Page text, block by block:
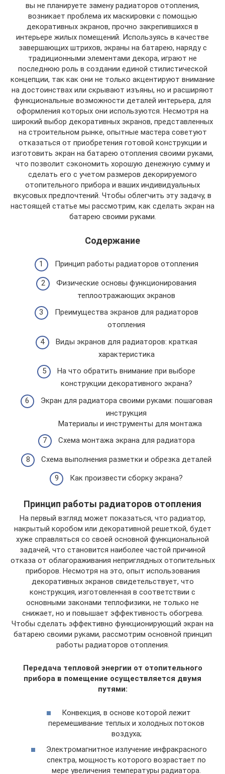
вы не планируете замену радиаторов отопления,
возникает проблема их маскировки с помощью
декоративных экранов, прочно закрепившихся в
интерьере жилых помещений. Используясь в качестве
завершающих штрихов, экраны на батарею, наряду с
традиционными элементами декора, играют не
последнюю роль в создании единой стилистической
концепции, так как они не только акцентируют внимание
на достоинствах или скрывают изъяны, но и расширяют
функциональные возможности деталей интерьера, для
оформления которых они используются. Несмотря на
широкий выбор декоративных экранов, представленных
на строительном рынке, опытные мастера советуют
отказаться от приобретения готовой конструкции и
изготовить экран на батарею отопления своими руками,
что позволит сэкономить хорошую денежную сумму и
сделать его с учетом размеров декорируемого
отопительного прибора и ваших индивидуальных
вкусовых предпочтений. Чтобы облегчить эту задачу, в
настоящей статье мы рассмотрим, как сделать экран на
батарею своими руками.
Содержание
Принцип работы радиаторов отопления
Физические основы функционирования
теплоотражающих экранов
Преимущества экранов для радиаторов
отопления
Виды экранов для радиаторов: краткая
характеристика
На что обратить внимание при выборе
конструкции декоративного экрана?
Экран для радиатора своими руками: пошаговая
инструкция
Материалы и инструменты для монтажа
Схема монтажа экрана для радиатора
Схема выполнения разметки и обрезка деталей
Как произвести сборку экрана?
Принцип работы радиаторов отопления
На первый взгляд может показаться, что радиатор,
накрытый коробом или декоративной решеткой, будет
хуже справляться со своей основной функциональной
задачей, что становится наиболее частой причиной
отказа от облагораживания неприглядных отопительных
приборов. Несмотря на это, опыт использования
декоративных экранов свидетельствует, что
конструкция, изготовленная в соответствии с
основными законами теплофизики, не только не
снижает, но и повышает эффективность обогрева.
Чтобы сделать эффективно функционирующий экран на
батарею своими руками, рассмотрим основной принцип
работы радиаторов отопления.
Передача тепловой энергии от отопительного
прибора в помещение осуществляется двумя
путями:
Конвекция, в основе которой лежит
перемешивание теплых и холодных потоков
воздуха;
Электромагнитное излучение инфракрасного
спектра, мощность которого возрастает по
мере увеличения температуры радиатора.